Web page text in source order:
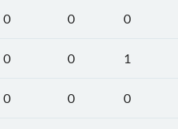
0 0
0
0 0
1
0 0
0